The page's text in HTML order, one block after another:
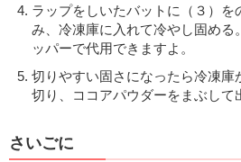
ラップをしいたバットに（３）を
み、冷凍庫に入れて冷やし固める
ッパーで代用できますよ。
切りやすい固さになったら冷凍庫
切り、ココアパウダーをまぶして
さいごに